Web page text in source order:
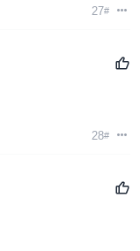
27#
28#